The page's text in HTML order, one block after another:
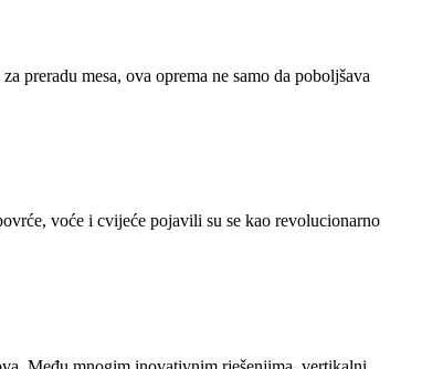
preradu mesa, ova oprema ne samo da poboljšava
voće i cvijeće pojavili su se kao revolucionarno